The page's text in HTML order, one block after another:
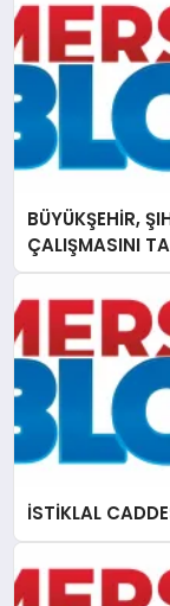
BÜYÜKŞEHİR,
ÇALIŞMASINI
İSTİKLAL